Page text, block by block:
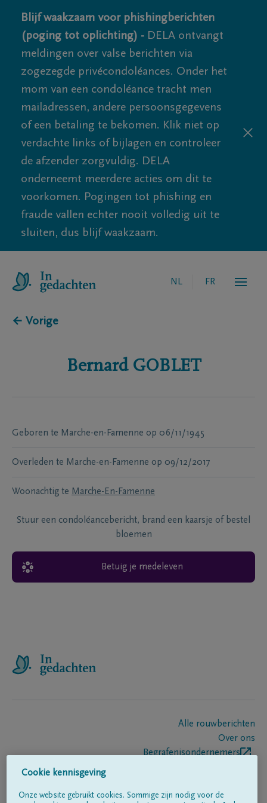
Blijf waakzaam voor phishingberichten
(poging tot oplichting) - DELA ontvangt
meldingen over valse berichten via
zogezegde privécondoléances. Onder het
mom van een condoléance tracht men
mailadressen, andere persoonsgegevens
of een betaling te bekomen. Klik niet op
verdachte links of bijlagen en controleer
de afzender zorgvuldig. DELA
onderneemt meerdere acties om dit te
voorkomen. Pogingen tot phishing en
fraude vallen echter nooit volledig uit te
sluiten, dus blijf waakzaam.
NL FR
← Vorige
Bernard GOBLET
Geboren te Marche-en-Famenne op 06/11/1945
Overleden te Marche-en-Famenne op 09/12/2017
Woonachtig te Marche-En-Famenne
Stuur een condoléancebericht, brand een kaarsje of bestel
bloemen
Betuig je medeleven
Alle rouwberichten
Over ons
Begrafenisondernemers
Cookie kennisgeving
Onze website gebruikt cookies. Sommige zijn nodig voor de